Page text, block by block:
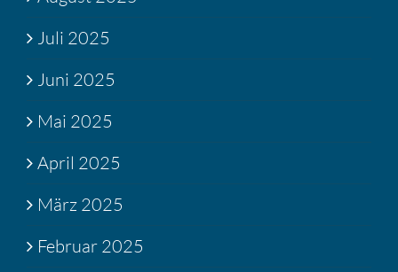
Juli 2025
Juni 2025
Mai 2025
April 2025
März 2025
Februar 2025